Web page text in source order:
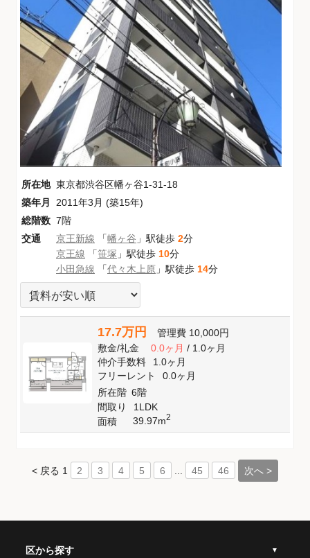
所在地 東京都渋谷区幡ヶ谷1-31-18
築年月
2011年3月 (築15年)
総階数 7階
交通
京王新線 「幡ヶ谷 」駅徒歩 2分
京王線 「笹塚 」駅徒歩 10分
小田急線 「代々木上原 」駅徒歩 14分
17.7万円 管理費 10,000円
敷金/礼金 0.0ヶ月/ 1.0ヶ月
仲介手数料
1.0ヶ月
フリーレント
0.0ヶ月
所在階 6階
間取り
1LDK
面積
39.97m2
< 戻る 1 2 3 4 5 6 45 46 次へ >
区から探す